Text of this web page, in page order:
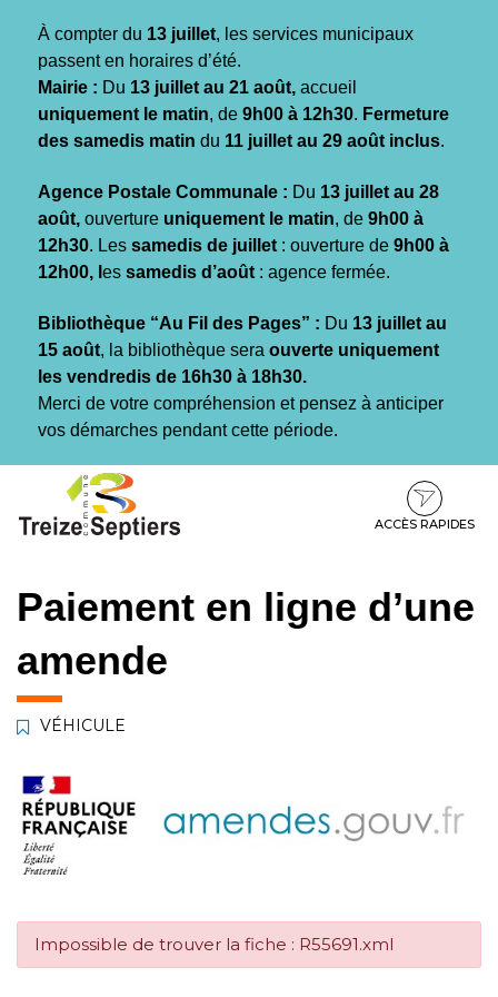
À compter du 13 juillet, les services municipaux
passent en horaires d’été.
Mairie : Du 13 juillet au 21 août, accueil
uniquement le matin, de 9h00 à 12h30. Fermeture
des samedis matin du 11 juillet au 29 août inclus.
Agence Postale Communale : Du 13 juillet au 28
août, ouverture uniquement le matin, de 9h00 à
12h30. Les samedis de juillet : ouverture de 9h00 à
12h00, l es samedis d’août : agence fermée.
Bibliothèque “Au Fil des Pages” : Du 13 juillet au
15 août, la bibliothèque sera ouverte uniquement
les vendredis de 16h30 à 18h30.
Merci de votre compréhension et pensez à anticiper
vos démarches pendant cette période.
contenu
pied
ACCÈS RAPIDES
Paiement en ligne d’une
amende
VÉHICULE
Impossible de trouver la fiche : R55691.xml